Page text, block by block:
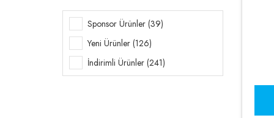
SWIT (15)
Datavideo (12)
HOLLYLAND (12)
Manfrotto (11)
Sponsor Ürünler (39)
Yeni Ürünler (126)
İndirimli Ürünler (241)